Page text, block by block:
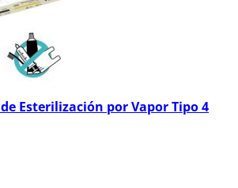
Esterilización por Vapor Tipo 4